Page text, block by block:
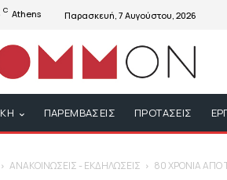
C Athens Παρασκευή, 7 Αυγούστου, 2026
ΠΑΡΕΜΒΑΣΕΙΣ ΠΡΟΤΑΣΕΙΣ
ΑΝΑΚΟΙΝΩΣΕΙΣ - ΕΚΔΗΛΩΣΕΙΣ 80 ΧΡΟΝΙΑ ΑΠΟ